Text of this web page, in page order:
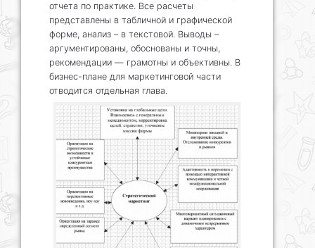
отчета по практике. Все расчеты
представлены в табличной и графической
форме, анализ – в текстовой. Выводы –
аргументированы, обоснованы и точны,
рекомендации — грамотны и объективны. В
бизнес-плане для маркетинговой части
отводится отдельная глава.